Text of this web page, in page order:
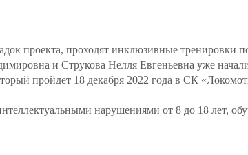
проекта, проходят инклюзивные тренировки
и Струкова Нелля Евгеньевна уже
пройдет 18 декабря 2022 года в СК
нарушениями от 8 до 18 лет,